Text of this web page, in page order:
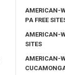
AMERICAN-
PA FREE
AMERICAN-
SITES
AMERICAN-